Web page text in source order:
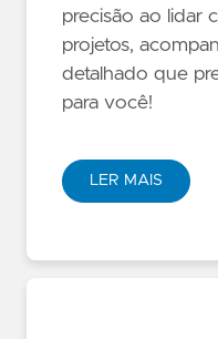
precisão ao lidar
projetos,
detalhado que
para você!
LER MAIS